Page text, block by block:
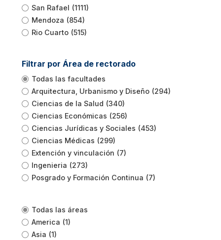
San Rafael (1111)
Mendoza (854)
Rio Cuarto (515)
Filtrar por Área de rectorado
Todas las facultades
Arquitectura, Urbanismo y Diseño (294)
Ciencias de la Salud (340)
Ciencias Económicas (256)
Ciencias Jurídicas y Sociales (453)
Ciencias Médicas (299)
Extención y vinculación (7)
Ingenieria (273)
Posgrado y Formación Continua (7)
Todas las áreas
America (1)
Asia (1)